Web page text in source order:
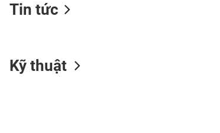
Tin tức
Kỹ thuật